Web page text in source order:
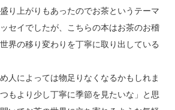
り上がりもあったのでお茶というテーマ
セイでしたが、こちらの本はお茶のお稽
界の移り変わりを丁寧に取り出している
人によっては物足りなくなるかもしれま
もより少し丁寧に季節を見たいな」と思